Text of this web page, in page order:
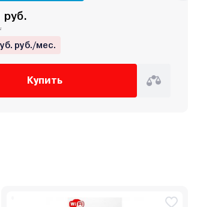
руб.
руб./мес.
Купить